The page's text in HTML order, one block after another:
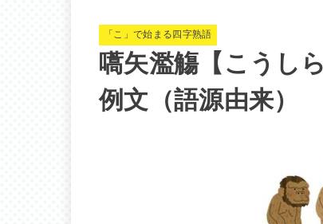
「こ」で始まる四字熟語
嚆矢濫觴【こうし
例文（語源由来）